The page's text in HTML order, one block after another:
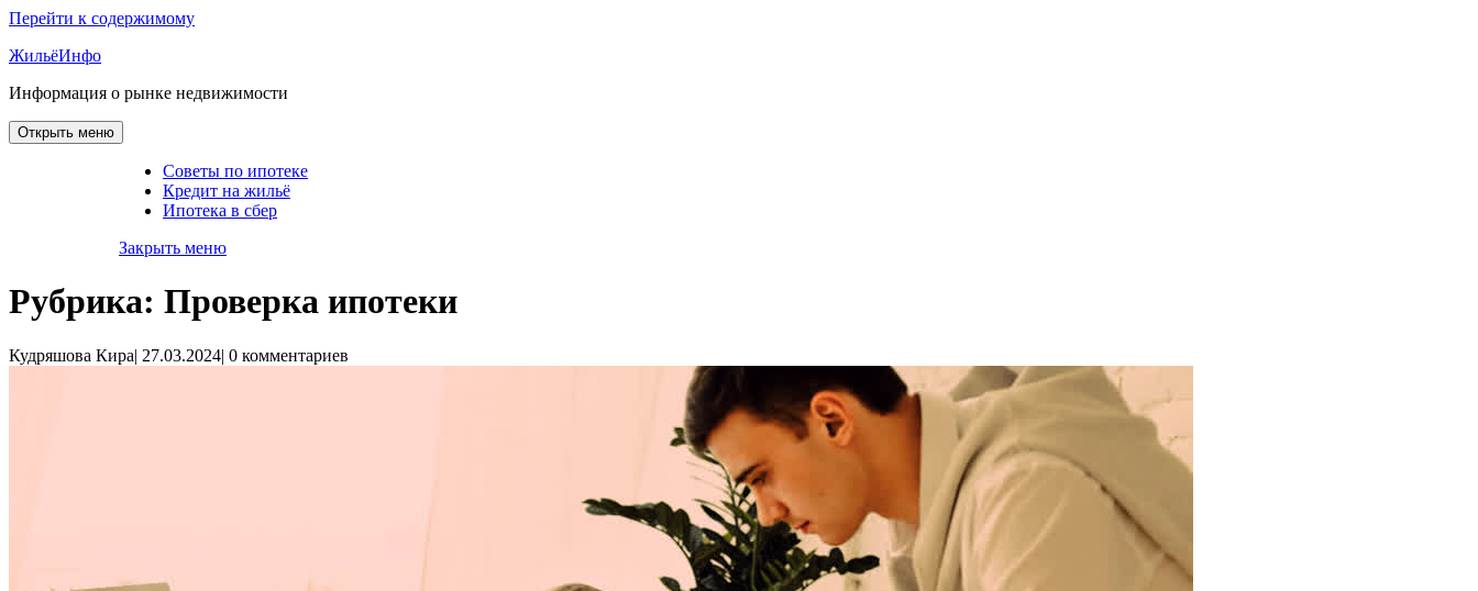
Перейти к содержимому
ЖильёИнфо
Информация о рынке недвижимости
Открыть меню
Советы по ипотеке
Кредит на жильё
Ипотека в сбер
Закрыть меню
Рубрика: Проверка ипотеки
Кудряшова Кира| 27.03.2024| 0 комментариев